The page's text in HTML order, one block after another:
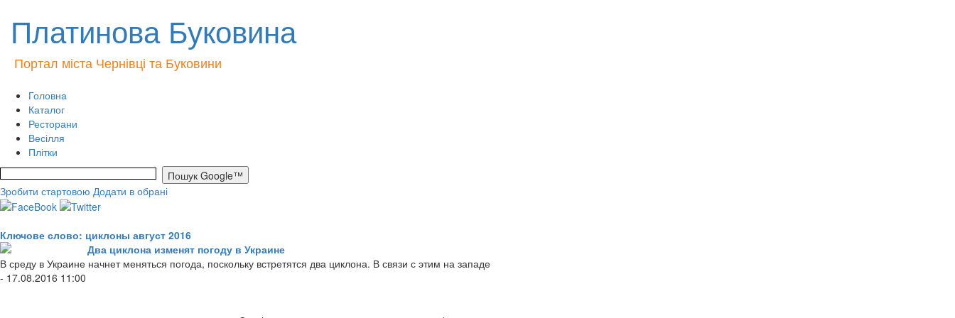
Платинова Буковина
Портал міста Чернівці та Буковини
Головна
Каталог
Ресторани
Весілля
Плітки
Зробити стартовою Додати в обрані
Ключове слово: циклоны август 2016
Два циклона изменят погоду в Украине
В среду в Украине начнет меняться погода, поскольку встретятся два циклона. В связи с этим на западе
- 17.08.2016 11:00